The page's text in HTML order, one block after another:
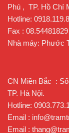
Phú , TP. Hồ Chí
Hotline:
Fax : 08.54481829
Nhà máy: Phước
CN Miền Bắc :
TP. Hà Nội.
Hotline:
Email :
Email :